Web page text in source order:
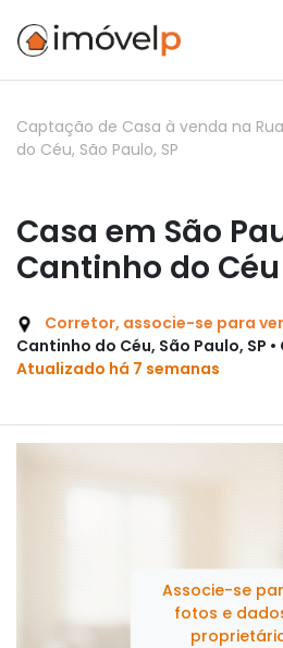
Captação de Casa à venda na
do Céu, São Paulo, SP
Casa em São
Cantinho do Céu
Corretor, associe-se para
Cantinho do Céu, São Paulo, SP •
Atualizado há 7 semanas
Associe-se
fotos e